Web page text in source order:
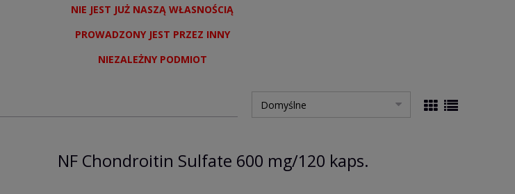
NIE JEST JUŻ NASZĄ WŁASNOŚCIĄ
PROWADZONY JEST PRZEZ INNY
NIEZALEŻNY PODMIOT
NF Chondroitin Sulfate 600 mg/120 kaps.